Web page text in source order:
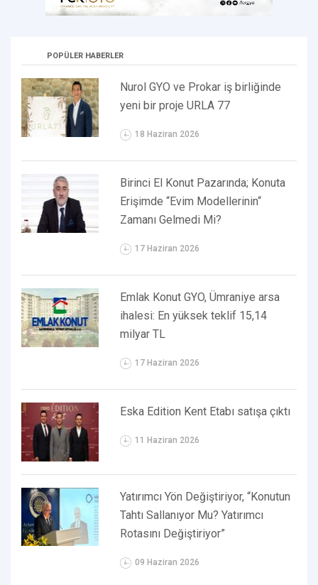
POPÜLER HABERLER
Nurol GYO ve Prokar iş birliğinde
yeni bir proje URLA 77
18 Haziran 2026
Birinci El Konut Pazarında; Konuta
Erişimde “Evim Modellerinin“
Zamanı Gelmedi Mi?
17 Haziran 2026
Emlak Konut GYO, Ümraniye arsa
ihalesi: En yüksek teklif 15,14
milyar TL
17 Haziran 2026
Eska Edition Kent Etabı satışa çıktı
11 Haziran 2026
Yatırımcı Yön Değiştiriyor, “Konutun
Tahtı Sallanıyor Mu? Yatırımcı
Rotasını Değiştiriyor”
09 Haziran 2026